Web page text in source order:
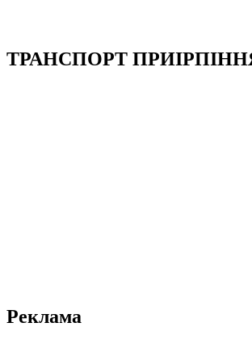
ТРАНСПОРТ
Реклама